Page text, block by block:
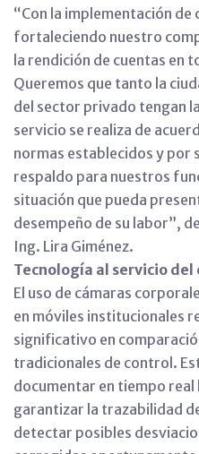
“Con la implementación de
fortaleciendo nuestro
la rendición de cuentas en
Queremos que tanto la
del sector privado tengan
servicio se realiza de
normas establecidos y por
respaldo para nuestros
situación que pueda
desempeño de su labor”,
Ing. Lira Giménez.
Tecnología al servicio
El uso de cámaras
en móviles institucionales
significativo en
tradicionales de control.
documentar en tiempo
garantizar la trazabilidad
detectar posibles